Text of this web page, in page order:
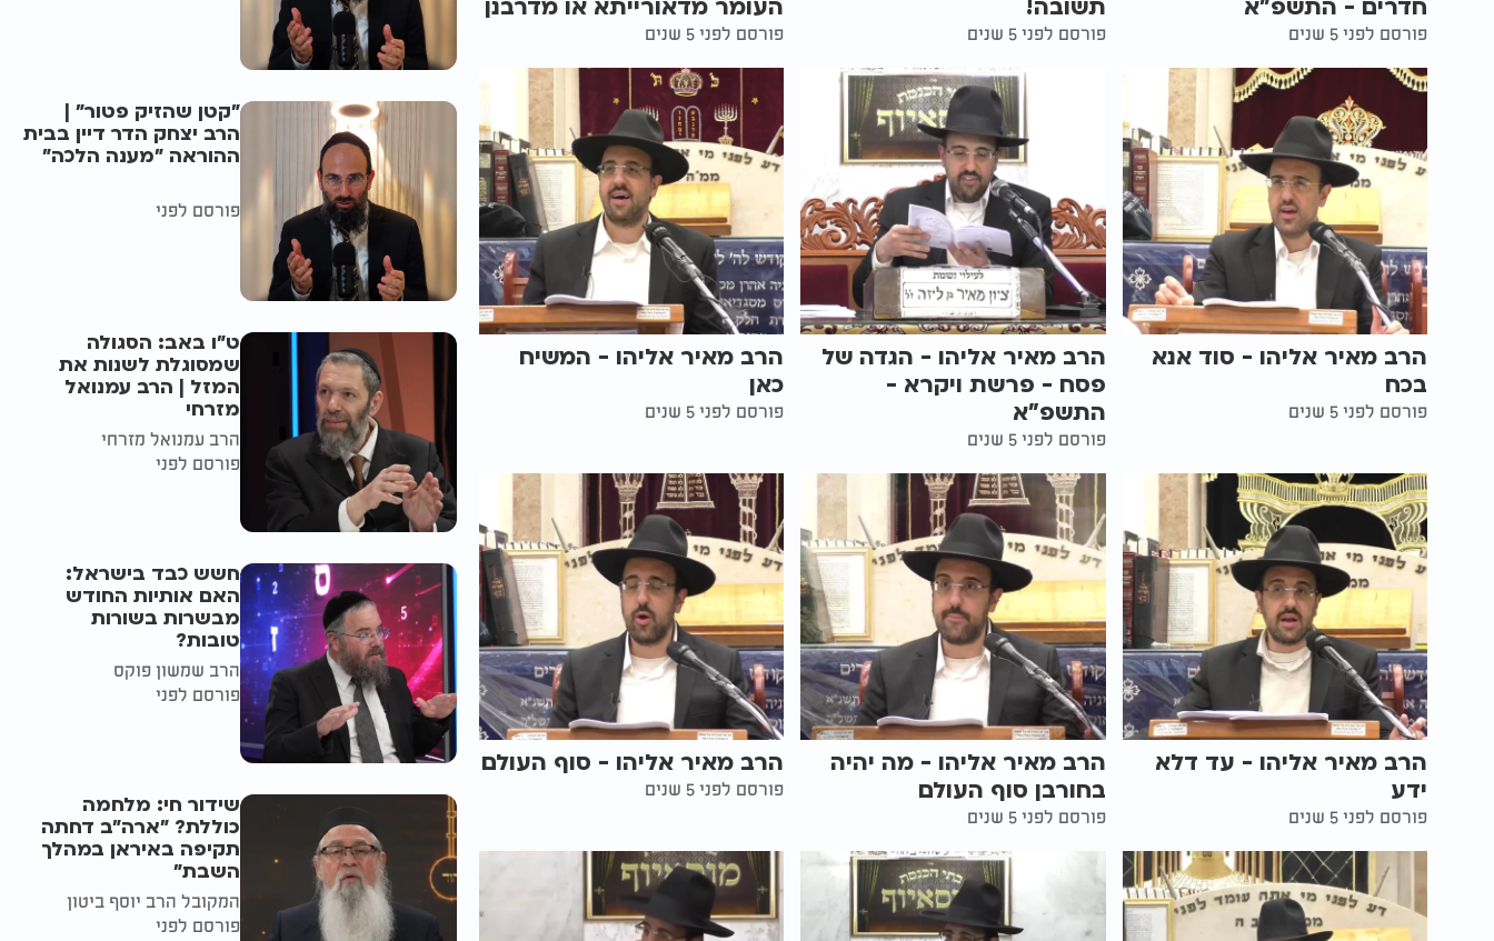
חדרים - התשפ"א
פורסם לפני 5 שנים
תשובה!
פורסם לפני 5 שנים
העומר מדאורייתא או מדרבנן
פורסם לפני 5 שנים
הרב מאיר אליהו - סוד אנא
בכח
פורסם לפני 5 שנים
הרב מאיר אליהו - הגדה של
פסח - פרשת ויקרא -
התשפ"א
פורסם לפני 5 שנים
הרב מאיר אליהו - המשיח
כאן
פורסם לפני 5 שנים
הרב מאיר אליהו - עד דלא
ידע
פורסם לפני 5 שנים
הרב מאיר אליהו - מה יהיה
בחורבן סוף העולם
פורסם לפני 5 שנים
הרב מאיר אליהו - סוף העולם
פורסם לפני 5 שנים
"קטן שהזיק פטור" |
הרב יצחק הדר דיין בבית
ההוראה "מענה הלכה"
פורסם לפני
ט"ו באב: הסגולה
שמסוגלת לשנות את
המזל | הרב עמנואל
מזרחי
הרב עמנואל מזרחי
פורסם לפני
חשש כבד בישראל:
האם אותיות החודש
מבשרות בשורות
טובות?
הרב שמשון פוקס
פורסם לפני
שידור חי: מלחמה
כוללת? ״ארה"ב דחתה
תקיפה באיראן במהלך
השבת״
המקובל הרב יוסף ביטון
פורסם לפני